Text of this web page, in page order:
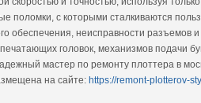
поломки, с которыми сталкиваются
обеспечения, неисправности
головок, механизмов подачи
мастер по ремонту плоттера в
на сайте: https://remont-plotterov-